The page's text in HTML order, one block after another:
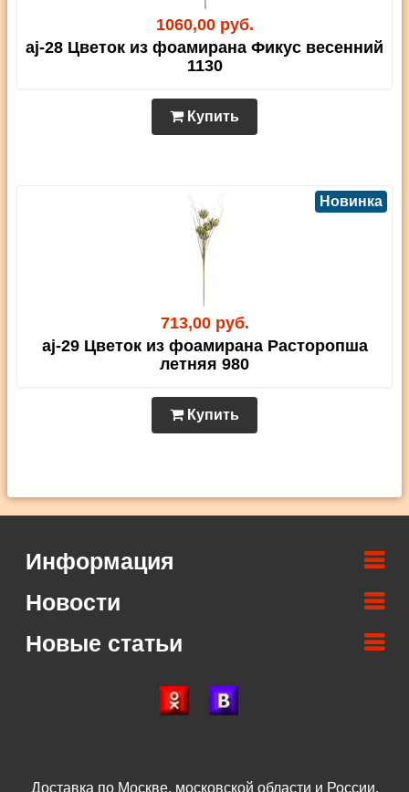
1060,00 руб.
aj-28 Цветок из фоамирана Фикус весенний
1130
Купить
713,00 руб.
Новинка
aj-29 Цветок из фоамирана Расторопша
летняя 980
Купить
Информация
Новости
Новые статьи
Доставка по Москве, московской области и России.